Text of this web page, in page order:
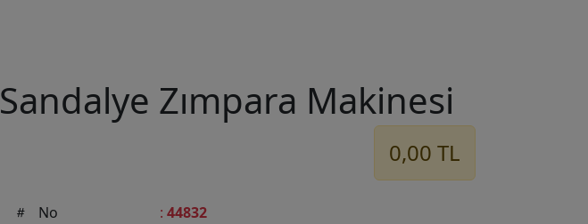
Sandalye Zımpara Makinesi
0,00 TL
No : 44832